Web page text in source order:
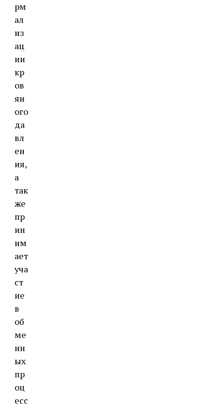
рм
ал
из
ац
ии
кр
ов
ян
ого
да
вл
ен
ия,
а
так
же
пр
ин
им
ает
уча
ст
ие
в
об
ме
нн
ых
пр
оц
есс